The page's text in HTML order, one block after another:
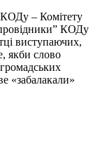
КОДу – Комітету
КОДу
виступаючих,
якби слово
«забалакали»